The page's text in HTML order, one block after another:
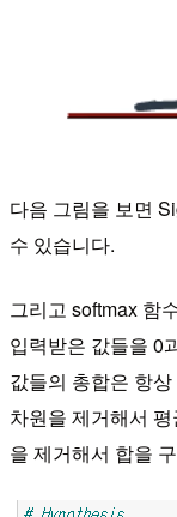
다음 그림을 보면
수 있습니다.
그리고 softmax 함
입력받은 값들을 0
값들의 총합은 항
차원을 제거해서
을 제거해서 합을